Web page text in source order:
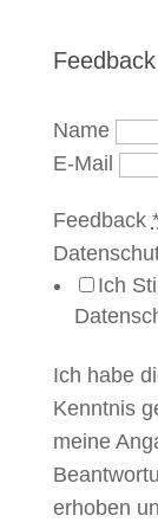
Name
E-Mail
Feedback
Ich
Ich habe
Kenntnis
meine
erhoben